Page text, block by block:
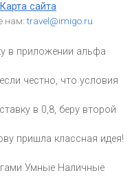
Карта сайта
нам:travel@imigo.ru
в приложении альфа
честно, что условия
в 0,8, беру второй
пришла классная идея!
Умные Наличные